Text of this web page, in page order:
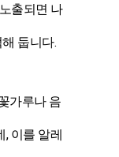
출되면 나
둡니다.
가루나 음
, 이를 알레